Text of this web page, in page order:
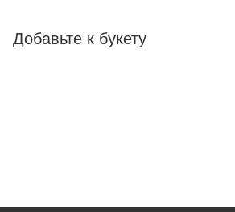
Добавьте к букету